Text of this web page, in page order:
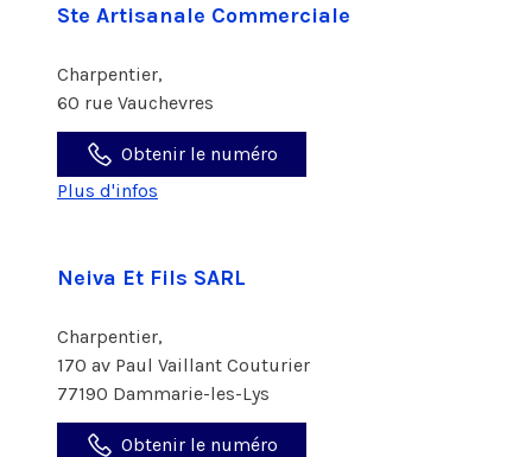
Ste Artisanale Commerciale
Charpentier,
60 rue Vauchevres
Obtenir le numéro
Plus d'infos
Neiva Et Fils SARL
Charpentier,
170 av Paul Vaillant Couturier
77190 Dammarie-les-Lys
Obtenir le numéro